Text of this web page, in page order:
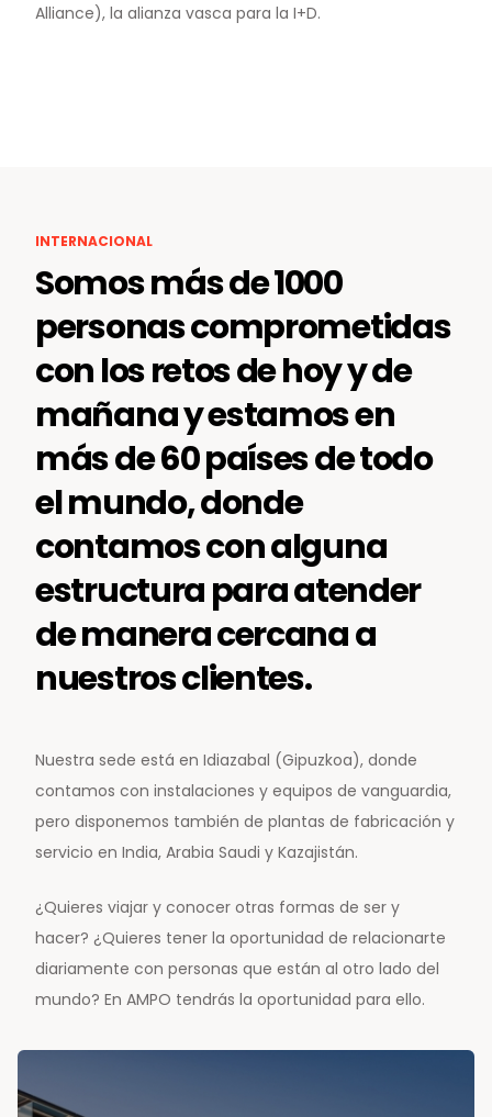
Alliance), la alianza vasca para la I+D.
INTERNACIONAL
Somos más de 1000
personas comprometidas
con los retos de hoy y de
mañana y estamos en
más de 60 países de todo
el mundo, donde
contamos con alguna
estructura para atender
de manera cercana a
nuestros clientes.
Nuestra sede está en Idiazabal (Gipuzkoa), donde
contamos con instalaciones y equipos de vanguardia,
pero disponemos también de plantas de fabricación y
servicio en India, Arabia Saudi y Kazajistán.
¿Quieres viajar y conocer otras formas de ser y
hacer? ¿Quieres tener la oportunidad de relacionarte
diariamente con personas que están al otro lado del
mundo? En AMPO tendrás la oportunidad para ello.